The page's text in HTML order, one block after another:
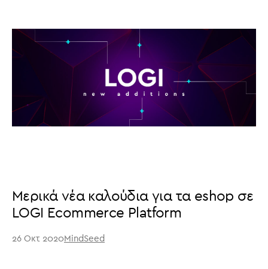
Μερικά νέα καλούδια για τα eshop σε
LOGI Ecommerce Platform
26 Οκτ 2020 MindSeed